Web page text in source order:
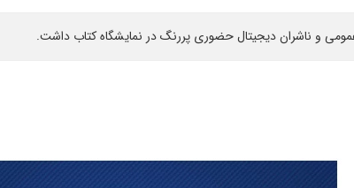
و ناشران دیجیتال حضوری پررنگ در نمایشگاه کتاب داشت.